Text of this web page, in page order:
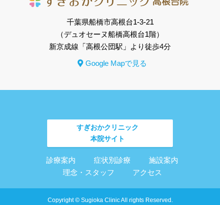
千葉県船橋市高根台1-3-21
（デュオセーヌ船橋高根台1階）
新京成線「高根公団駅」より徒歩4分
Google Mapで見る
すぎおかクリニック
本院サイト
診療案内 症状別診療
施設案内
理念・スタッフ
アクセス
Copyright © Sugioka Clinic All rights Reserved.